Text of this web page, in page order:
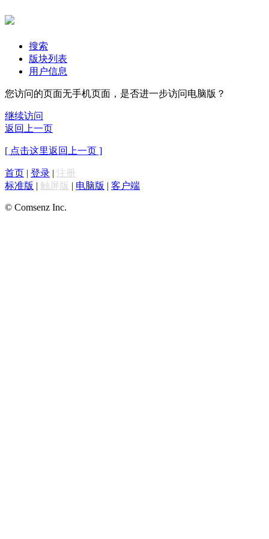
搜索
版块列表
用户信息
您访问的页面无手机页面，是否进一步访问电脑版？
继续访问
返回上一页
[ 点击这里返回上一页 ]
首页 | 登录 | 注册
标准版 | 触屏版 | 电脑版 | 客户端
© Comsenz Inc.